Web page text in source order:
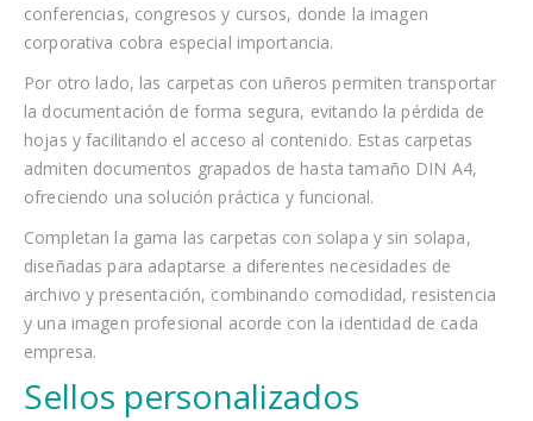
conferencias, congresos y cursos, donde la imagen
corporativa cobra especial importancia.
Por otro lado, las carpetas con uñeros permiten transportar
la documentación de forma segura, evitando la pérdida de
hojas y facilitando el acceso al contenido. Estas carpetas
admiten documentos grapados de hasta tamaño DIN A4,
ofreciendo una solución práctica y funcional.
Completan la gama las carpetas con solapa y sin solapa,
diseñadas para adaptarse a diferentes necesidades de
archivo y presentación, combinando comodidad, resistencia
y una imagen profesional acorde con la identidad de cada
empresa.
Sellos personalizados